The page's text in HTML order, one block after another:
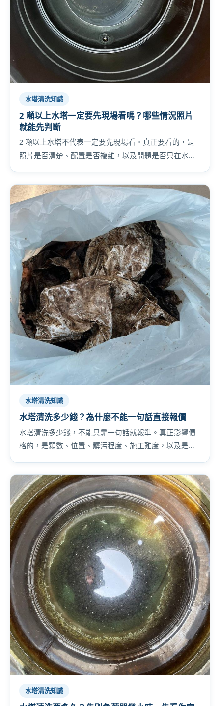
水塔清洗知識
2 噸以上水塔一定要先現場看嗎？哪些情況照片
就能先判斷
2 噸以上水塔不代表一定要先現場看。真正要看的，是
照片是否清楚、配置是否複雜，以及問題是否只在水
水塔清洗知識
水塔清洗多少錢？為什麼不能一句話直接報價
水塔清洗多少錢，不能只靠一句話就報準。真正影響價
格的，是顆數、位置、髒污程度、施工難度，以及是否
水塔清洗知識